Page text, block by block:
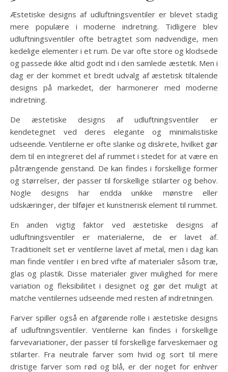
Æstetiske designs af udluftningsventiler er blevet stadig
mere populære i moderne indretning. Tidligere blev
udluftningsventiler ofte betragtet som nødvendige, men
kedelige elementer i et rum. De var ofte store og klodsede
og passede ikke altid godt ind i den samlede æstetik. Men i
dag er der kommet et bredt udvalg af æstetisk tiltalende
designs på markedet, der harmonerer med moderne
indretning.
De æstetiske designs af udluftningsventiler er
kendetegnet ved deres elegante og minimalistiske
udseende. Ventilerne er ofte slanke og diskrete, hvilket gør
dem til en integreret del af rummet i stedet for at være en
påtrængende genstand. De kan findes i forskellige former
og størrelser, der passer til forskellige stilarter og behov.
Nogle designs har endda unikke mønstre eller
udskæringer, der tilføjer et kunstnerisk element til rummet.
En anden vigtig faktor ved æstetiske designs af
udluftningsventiler er materialerne, de er lavet af.
Traditionelt set er ventilerne lavet af metal, men i dag kan
man finde ventiler i en bred vifte af materialer såsom træ,
glas og plastik. Disse materialer giver mulighed for mere
variation og fleksibilitet i designet og gør det muligt at
matche ventilernes udseende med resten af indretningen.
Farver spiller også en afgørende rolle i æstetiske designs
af udluftningsventiler. Ventilerne kan findes i forskellige
farvevariationer, der passer til forskellige farveskemaer og
stilarter. Fra neutrale farver som hvid og sort til mere
dristige farver som rød og blå, er der noget for enhver